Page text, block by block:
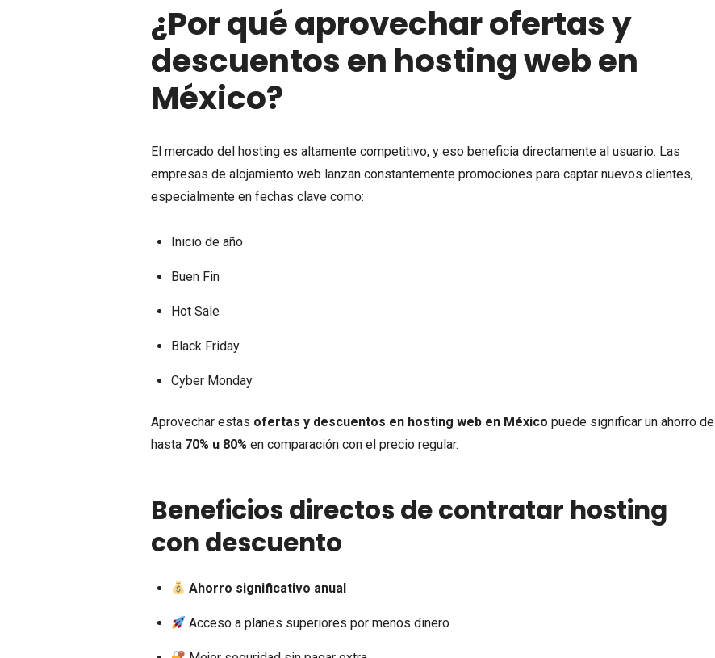
¿Por qué aprovechar ofertas y
descuentos en hosting web en
México?
El mercado del hosting es altamente competitivo, y eso beneficia directamente al usuario. Las
empresas de alojamiento web lanzan constantemente promociones para captar nuevos clientes,
especialmente en fechas clave como:
Inicio de año
Buen Fin
Hot Sale
Black Friday
Cyber Monday
Aprovechar estas ofertas y descuentos en hosting web en México puede significar un ahorro de
hasta 70% u 80% en comparación con el precio regular.
Beneficios directos de contratar hosting
con descuento
Ahorro significativo anual
Acceso a planes superiores por menos dinero